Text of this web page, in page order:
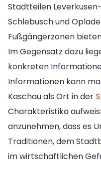
Stadtteilen
Schlebusch und
Fußgängerzonen
Im Gegensatz dazu
konkreten
Informationen kann
Kaschau als Ort in der
Charakteristika
anzunehmen, dass es
Traditionen, dem
im wirtschaftlichen